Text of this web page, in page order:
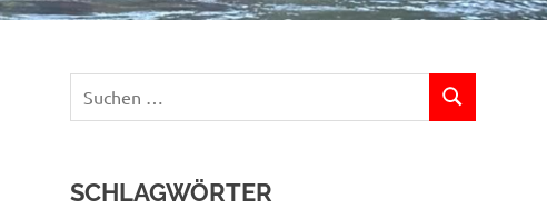
nach:
SUCHEN
SCHLAGWÖRTER